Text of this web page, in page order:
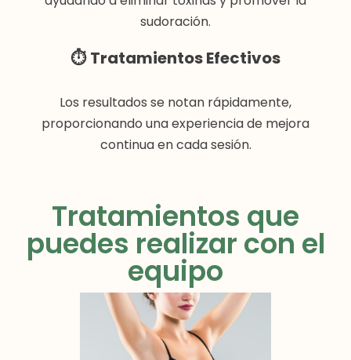
sudoración.
⏱Tratamientos Efectivos
Los resultados se notan rápidamente,
proporcionando una experiencia de mejora
continua en cada sesión.
Tratamientos que
puedes realizar con el
equipo